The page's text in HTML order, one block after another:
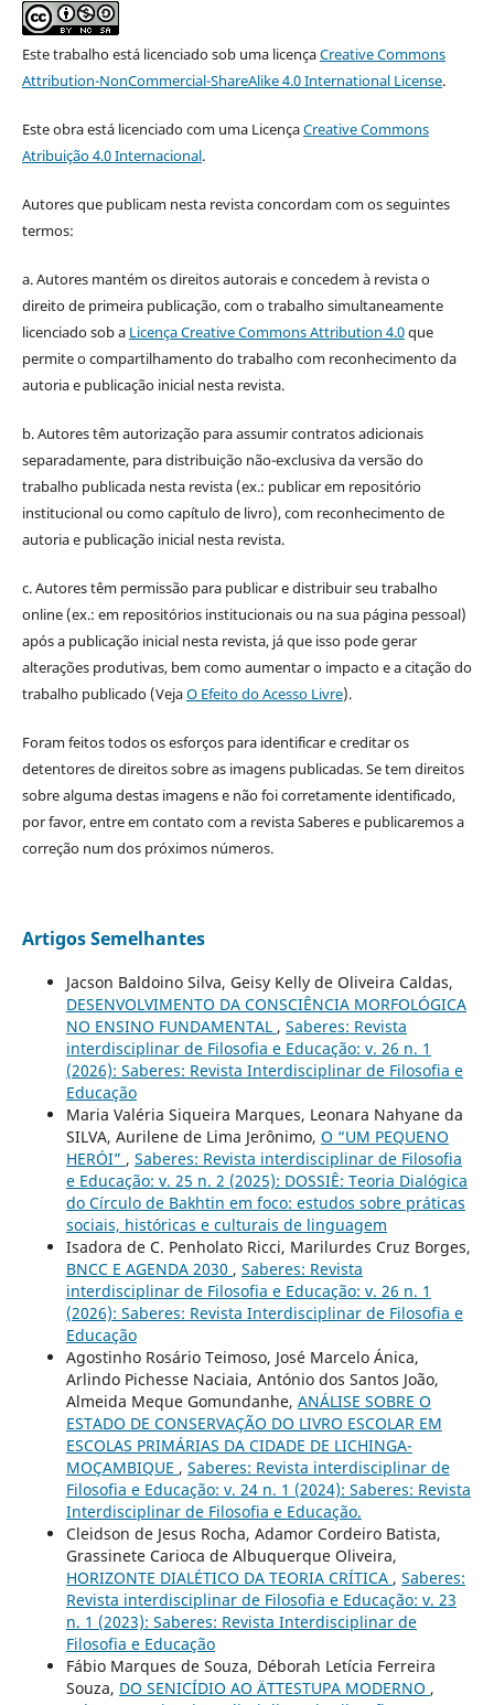
Este trabalho está licenciado sob uma licençaCreative Commons
Attribution-NonCommercial-ShareAlike 4.0 International License.
Este obra está licenciado com uma LicençaCreative Commons
Atribuição 4.0 Internacional.
Autores que publicam nesta revista concordam com os seguintes
termos:
a. Autores mantém os direitos autorais e concedem à revista o
direito de primeira publicação, com o trabalho simultaneamente
licenciado sob a Licença Creative Commons Attribution 4.0que
permite o compartilhamento do trabalho com reconhecimento da
autoria e publicação inicial nesta revista.
b. Autores têm autorização para assumir contratos adicionais
separadamente, para distribuição não-exclusiva da versão do
trabalho publicada nesta revista (ex.: publicar em repositório
institucional ou como capítulo de livro), com reconhecimento de
autoria e publicação inicial nesta revista.
c. Autores têm permissão para publicar e distribuir seu trabalho
online (ex.: em repositórios institucionais ou na sua página pessoal)
após a publicação inicial nesta revista, já que isso pode gerar
alterações produtivas, bem como aumentar o impacto e a citação do
trabalho publicado (VejaO Efeito do Acesso Livre).
Foram feitos todos os esforços para identificar e creditar os
detentores de direitos sobre as imagens publicadas. Se tem direitos
sobre alguma destas imagens e não foi corretamente identificado,
por favor, entre em contato com a revista Saberes e publicaremos a
correção num dos próximos números.
Artigos Semelhantes
Jacson Baldoino Silva, Geisy Kelly de Oliveira Caldas,
DESENVOLVIMENTO DA CONSCIÊNCIA MORFOLÓGICA
NO ENSINO FUNDAMENTAL , Saberes: Revista
interdisciplinar de Filosofia e Educação: v. 26 n. 1
(2026): Saberes: Revista Interdisciplinar de Filosofia e
Educação
Maria Valéria Siqueira Marques, Leonara Nahyane da
SILVA, Aurilene de Lima Jerônimo, O “UM PEQUENO
HERÓI” , Saberes: Revista interdisciplinar de Filosofia
e Educação: v. 25 n. 2 (2025): DOSSIÊ: Teoria Dialógica
do Círculo de Bakhtin em foco: estudos sobre práticas
sociais, históricas e culturais de linguagem
Isadora de C. Penholato Ricci, Marilurdes Cruz Borges,
BNCC E AGENDA 2030 , Saberes: Revista
interdisciplinar de Filosofia e Educação: v. 26 n. 1
(2026): Saberes: Revista Interdisciplinar de Filosofia e
Educação
Agostinho Rosário Teimoso, José Marcelo Ánica,
Arlindo Pichesse Naciaia, António dos Santos João,
Almeida Meque Gomundanhe, ANÁLISE SOBRE O
ESTADO DE CONSERVAÇÃO DO LIVRO ESCOLAR EM
ESCOLAS PRIMÁRIAS DA CIDADE DE LICHINGA-
MOÇAMBIQUE , Saberes: Revista interdisciplinar de
Filosofia e Educação: v. 24 n. 1 (2024): Saberes: Revista
Interdisciplinar de Filosofia e Educação.
Cleidson de Jesus Rocha, Adamor Cordeiro Batista,
Grassinete Carioca de Albuquerque Oliveira,
HORIZONTE DIALÉTICO DA TEORIA CRÍTICA , Saberes:
Revista interdisciplinar de Filosofia e Educação: v. 23
n. 1 (2023): Saberes: Revista Interdisciplinar de
Filosofia e Educação
Fábio Marques de Souza, Déborah Letícia Ferreira
Souza, DO SENICÍDIO AO ÄTTESTUPA MODERNO ,